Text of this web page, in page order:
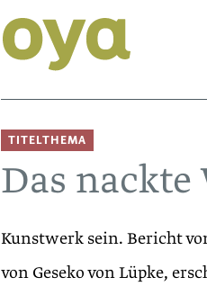
TITELTHEMA
Das
Kunstwerk sein. Bericht
von Geseko von Lüpke,